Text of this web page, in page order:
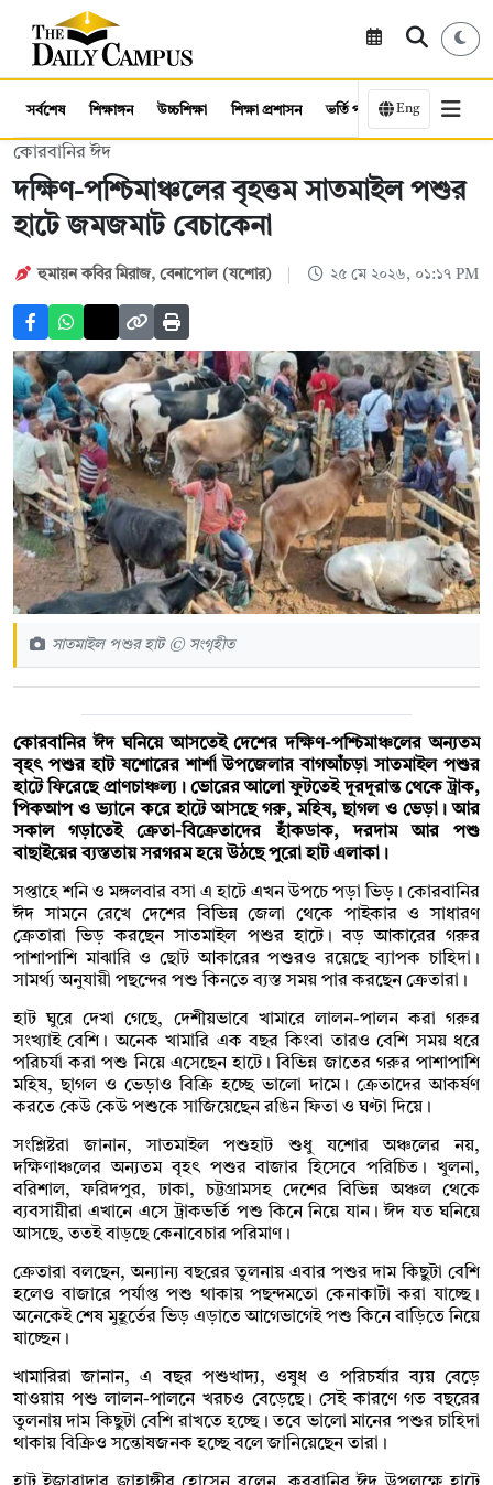
সর্বশেষ শিক্ষাঙ্গন উচ্চশিক্ষা শিক্ষা প্রশাসন ভর্তি পরীক্ষা কর্মসংস্থান
Eng
কোরবানির ঈদ
দক্ষিণ-পশ্চিমাঞ্চলের বৃহত্তম সাতমাইল পশুর
হাটে জমজমাট বেচাকেনা
হুমায়ন কবির মিরাজ, বেনাপোল (যশোর) ২৫ মে ২০২৬, ০১:১৭ PM
সাতমাইল পশুর হাট © সংগৃহীত
কোরবানির ঈদ ঘনিয়ে আসতেই দেশের দক্ষিণ-পশ্চিমাঞ্চলের অন্যতম
বৃহৎ পশুর হাট যশোরের শার্শা উপজেলার বাগআঁচড়া সাতমাইল পশুর
হাটে ফিরেছে প্রাণচাঞ্চল্য। ভোরের আলো ফুটতেই দূরদূরান্ত থেকে ট্রাক,
পিকআপ ও ভ্যানে করে হাটে আসছে গরু, মহিষ, ছাগল ও ভেড়া। আর
সকাল গড়াতেই ক্রেতা-বিক্রেতাদের হাঁকডাক, দরদাম আর পশু
বাছাইয়ের ব্যস্ততায় সরগরম হয়ে উঠছে পুরো হাট এলাকা।
সপ্তাহে শনি ও মঙ্গলবার বসা এ হাটে এখন উপচে পড়া ভিড়। কোরবানির
ঈদ সামনে রেখে দেশের বিভিন্ন জেলা থেকে পাইকার ও সাধারণ
ক্রেতারা ভিড় করছেন সাতমাইল পশুর হাটে। বড় আকারের গরুর
পাশাপাশি মাঝারি ও ছোট আকারের পশুরও রয়েছে ব্যাপক চাহিদা।
সামর্থ্য অনুযায়ী পছন্দের পশু কিনতে ব্যস্ত সময় পার করছেন ক্রেতারা।
হাট ঘুরে দেখা গেছে, দেশীয়ভাবে খামারে লালন-পালন করা গরুর
সংখ্যাই বেশি। অনেক খামারি এক বছর কিংবা তারও বেশি সময় ধরে
পরিচর্যা করা পশু নিয়ে এসেছেন হাটে। বিভিন্ন জাতের গরুর পাশাপাশি
মহিষ, ছাগল ও ভেড়াও বিক্রি হচ্ছে ভালো দামে। ক্রেতাদের আকর্ষণ
করতে কেউ কেউ পশুকে সাজিয়েছেন রঙিন ফিতা ও ঘণ্টা দিয়ে।
সংশ্লিষ্টরা জানান, সাতমাইল পশুহাট শুধু যশোর অঞ্চলের নয়,
দক্ষিণাঞ্চলের অন্যতম বৃহৎ পশুর বাজার হিসেবে পরিচিত। খুলনা,
বরিশাল, ফরিদপুর, ঢাকা, চট্টগ্রামসহ দেশের বিভিন্ন অঞ্চল থেকে
ব্যবসায়ীরা এখানে এসে ট্রাকভর্তি পশু কিনে নিয়ে যান। ঈদ যত ঘনিয়ে
আসছে, ততই বাড়ছে কেনাবেচার পরিমাণ।
ক্রেতারা বলছেন, অন্যান্য বছরের তুলনায় এবার পশুর দাম কিছুটা বেশি
হলেও বাজারে পর্যাপ্ত পশু থাকায় পছন্দমতো কেনাকাটা করা যাচ্ছে।
অনেকেই শেষ মুহূর্তের ভিড় এড়াতে আগেভাগেই পশু কিনে বাড়িতে নিয়ে
যাচ্ছেন।
খামারিরা জানান, এ বছর পশুখাদ্য, ওষুধ ও পরিচর্যার ব্যয় বেড়ে
যাওয়ায় পশু লালন-পালনে খরচও বেড়েছে। সেই কারণে গত বছরের
তুলনায় দাম কিছুটা বেশি রাখতে হচ্ছে। তবে ভালো মানের পশুর চাহিদা
থাকায় বিক্রিও সন্তোষজনক হচ্ছে বলে জানিয়েছেন তারা।